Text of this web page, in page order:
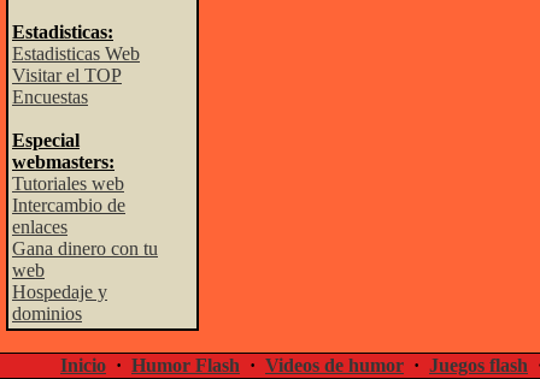
Estadisticas:
Estadisticas Web
Visitar el TOP
Encuestas
Especial
webmasters:
Tutoriales web
Intercambio de
enlaces
Gana dinero con tu
web
Hospedaje y
dominios
Inicio · Humor Flash · Videos de humor · Juegos flash